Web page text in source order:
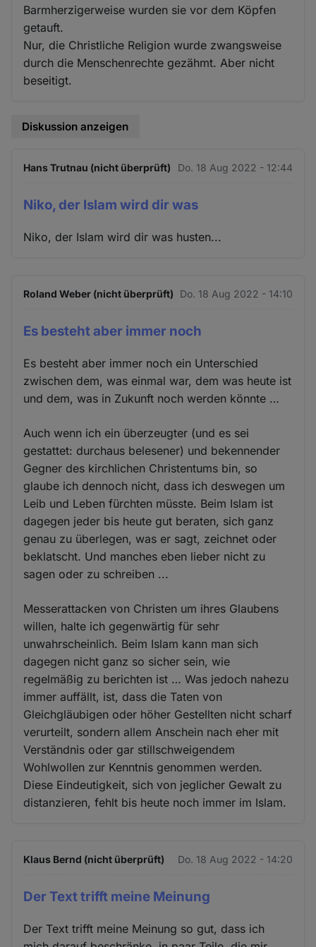
Barmherzigerweise wurden sie vor dem Köpfen
getauft.
Nur, die Christliche Religion wurde zwangsweise
durch die Menschenrechte gezähmt. Aber nicht
beseitigt.
Diskussion anzeigen
Hans Trutnau (nicht überprüft) Do. 18 Aug 2022 - 12:44
Niko, der Islam wird dir was
Niko, der Islam wird dir was husten...
Roland Weber (nicht überprüft) Do. 18 Aug 2022 - 14:10
Es besteht aber immer noch
Es besteht aber immer noch ein Unterschied
zwischen dem, was einmal war, dem was heute ist
und dem, was in Zukunft noch werden könnte …
Auch wenn ich ein überzeugter (und es sei
gestattet: durchaus belesener) und bekennender
Gegner des kirchlichen Christentums bin, so
glaube ich dennoch nicht, dass ich deswegen um
Leib und Leben fürchten müsste. Beim Islam ist
dagegen jeder bis heute gut beraten, sich ganz
genau zu überlegen, was er sagt, zeichnet oder
beklatscht. Und manches eben lieber nicht zu
sagen oder zu schreiben ...
Messerattacken von Christen um ihres Glaubens
willen, halte ich gegenwärtig für sehr
unwahrscheinlich. Beim Islam kann man sich
dagegen nicht ganz so sicher sein, wie
regelmäßig zu berichten ist … Was jedoch nahezu
immer auffällt, ist, dass die Taten von
Gleichgläubigen oder höher Gestellten nicht scharf
verurteilt, sondern allem Anschein nach eher mit
Verständnis oder gar stillschweigendem
Wohlwollen zur Kenntnis genommen werden.
Diese Eindeutigkeit, sich von jeglicher Gewalt zu
distanzieren, fehlt bis heute noch immer im Islam.
Klaus Bernd (nicht überprüft) Do. 18 Aug 2022 - 14:20
Der Text trifft meine Meinung
Der Text trifft meine Meinung so gut, dass ich